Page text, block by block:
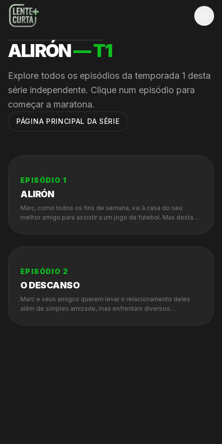
ALIRÓN— T1
Explore todos os episódios da temporada 1 desta
série independente. Clique num episódio para
começar a maratona.
PÁGINA PRINCIPAL DA SÉRIE
EPISÓDIO 1
ALIRÓN
Marc, como todos os fins de semana, vai à casa do seu
melhor amigo para assistir a um jogo de futebol. Mas desta
EPISÓDIO 2
O DESCANSO
Marc e seus amigos querem levar o relacionamento deles
além de simples amizade, mas enfrentam diversos